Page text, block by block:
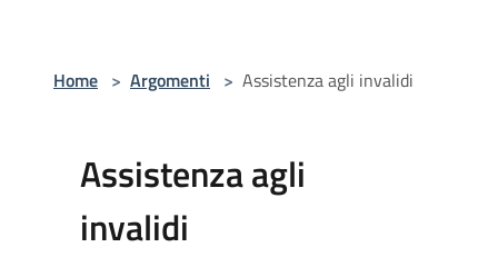
Home > Argomenti > Assistenza agli invalidi
Assistenza agli
invalidi